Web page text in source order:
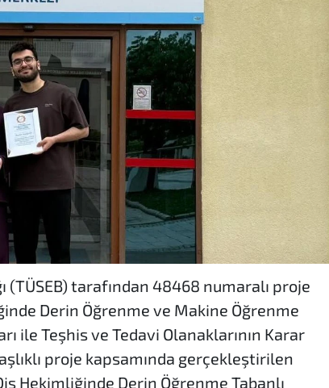
(TÜSEB) tarafından 48468 numaralı proje
Derin Öğrenme ve Makine Öğrenme
ile Teşhis ve Tedavi Olanaklarının Karar
proje kapsamında gerçekleştirilen
Hekimliğinde Derin Öğrenme Tabanlı